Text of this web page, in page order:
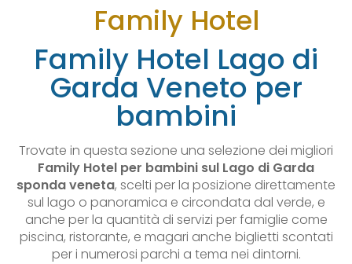
Family Hotel
Family Hotel Lago di
Garda Veneto per
bambini
Trovate in questa sezione una selezione dei migliori
Family Hotel per bambini sul Lago di Garda
sponda veneta, scelti per la posizione direttamente
sul lago o panoramica e circondata dal verde, e
anche per la quantità di servizi per famiglie come
piscina, ristorante, e magari anche biglietti scontati
per i numerosi parchi a tema nei dintorni.